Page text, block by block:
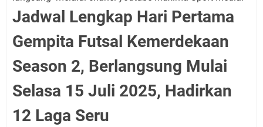
Jadwal Lengkap Hari Pertama
Gempita Futsal Kemerdekaan
Season 2, Berlangsung Mulai
Selasa 15 Juli 2025, Hadirkan
12 Laga Seru